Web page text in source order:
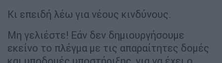
Κι επειδή λέω για νέους κινδύνους.
Μη γελιέστε! Εάν δεν δημιουργήσουμε
εκείνο το πλέγμα με τις απαραίτητες δομές